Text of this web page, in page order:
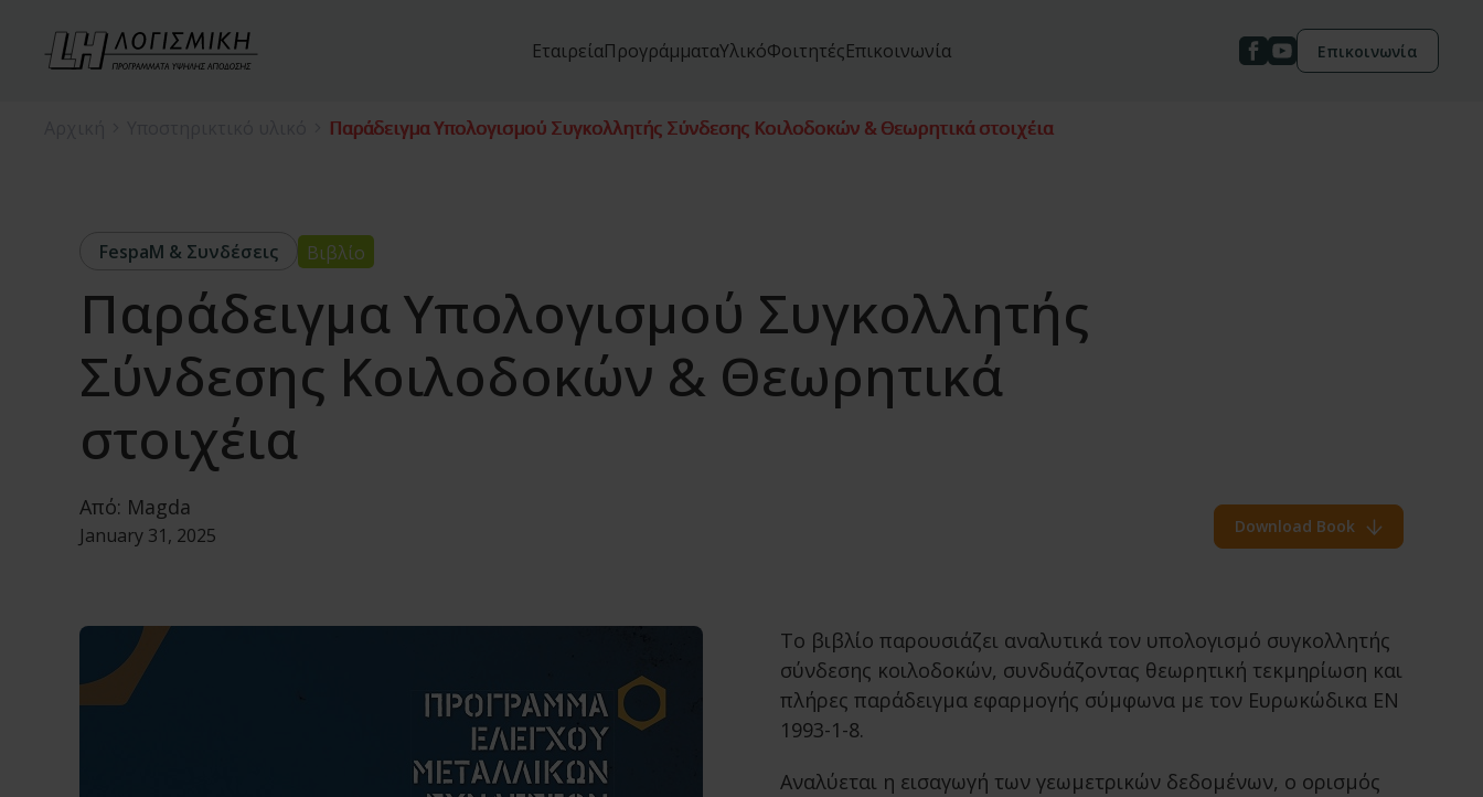
ΕταιρείαΠρογράμματαΥλικόΦοιτητέςΕπικοινωνία Επικοινωνία
Παράδειγμα Υπολογισμού Συγκολλητής Σύνδεσης Κοιλοδοκών & Θεωρητικά στοιχέια
FespaM & Συνδέσεις Βιβλίο
Παράδειγμα Υπολογισμού Συγκολλητής
Σύνδεσης Κοιλοδοκών & Θεωρητικά
στοιχέια
Από: Magda
January 31, 2025 Download Book
Το βιβλίο παρουσιάζει αναλυτικά τον υπολογισμό συγκολλητής
σύνδεσης κοιλοδοκών, συνδυάζοντας θεωρητική τεκμηρίωση και
πλήρες παράδειγμα εφαρμογής σύμφωνα με τον Ευρωκώδικα EN
1993-1-8.
Αναλύεται η εισαγωγή των γεωμετρικών δεδομένων, ο ορισμός